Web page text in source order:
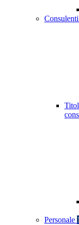
Personale